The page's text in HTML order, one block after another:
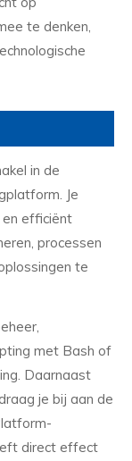
te denken,
in de
Je
efficiënt
processen
te
met Bash of
Daarnaast
je bij aan de
direct effect